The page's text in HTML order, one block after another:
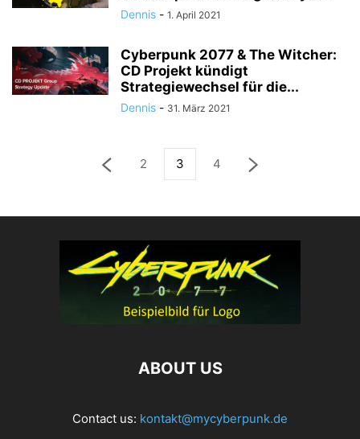
Dennis - 1. April 2021
Cyberpunk 2077 & The Witcher:
CD Projekt kündigt
Strategiewechsel für die...
Dennis - 31. März 2021
2 3 4
ABOUT US
Contact us: kontakt@mycyberpunk.de